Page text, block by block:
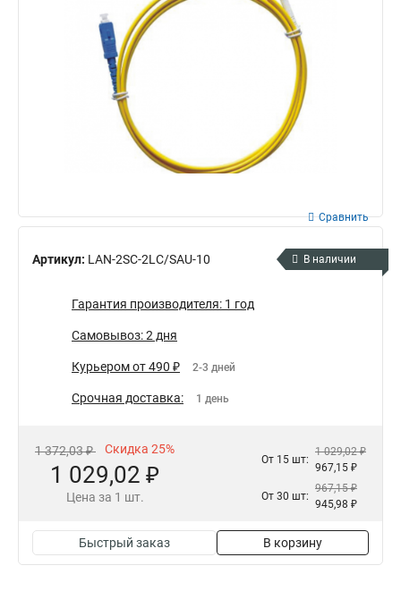
Артикул: LAN-2SC-2LC/SAU-10
Сравнить
В наличии
Гарантия производителя: 1 год
Самовывоз: 2 дня
Курьером от 490 ₽ 2-3 дней
Срочная доставка: 1 день
1 372,03 ₽ Скидка 25%
1 029,02 ₽
Цена за 1 шт.
От 15 шт:
1 029,02 ₽
967,15 ₽
От 30 шт:
967,15 ₽
945,98 ₽
Быстрый заказ В корзину